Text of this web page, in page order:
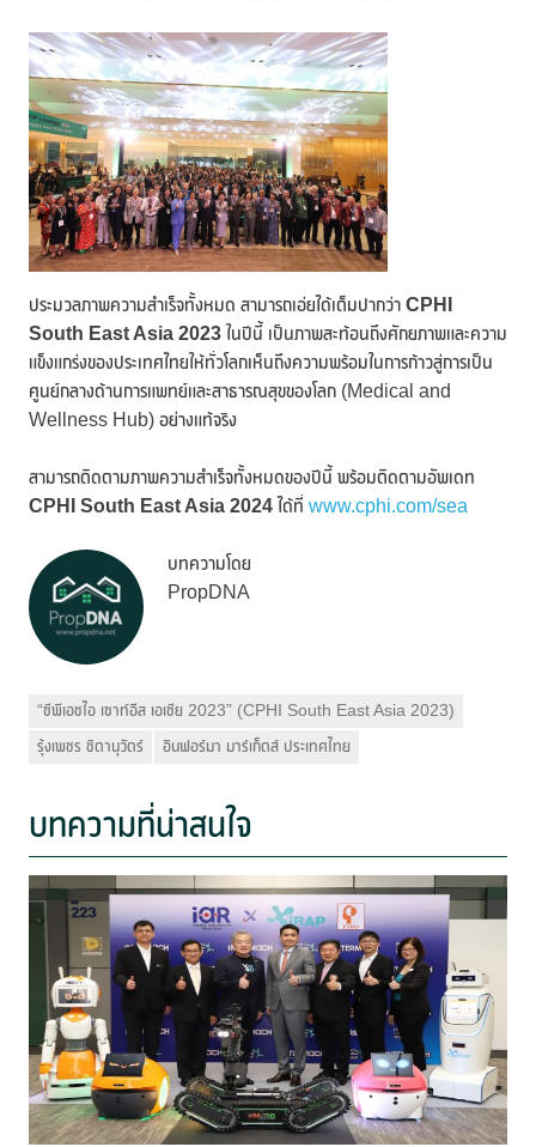
ประมวลภาพความสำเร็จทั้งหมด สามารถเอ่ยได้เต็มปากว่า CPHI
South East Asia 2023 ในปีนี้ เป็นภาพสะท้อนถึงศักยภาพและความ
แข็งแกร่งของประเทศไทยให้ทั่วโลกเห็นถึงความพร้อมในการก้าวสู่การเป็น
ศูนย์กลางด้านการแพทย์และสาธารณสุขของโลก (Medical and
Wellness Hub) อย่างแท้จริง
สามารถติดตามภาพความสำเร็จทั้งหมดของปีนี้ พร้อมติดตามอัพเดท
CPHI South East Asia 2024 ได้ที่ www.cphi.com/sea
บทความโดย
PropDNA
“ซีพีเอชไอ เซาท์อีส เอเชีย 2023” (CPHI South East Asia 2023)
รุ้งเพชร ชิตานุวัตร์
อินฟอร์มา มาร์เก็ตส์ ประเทศไทย
บทความที่น่าสนใจ